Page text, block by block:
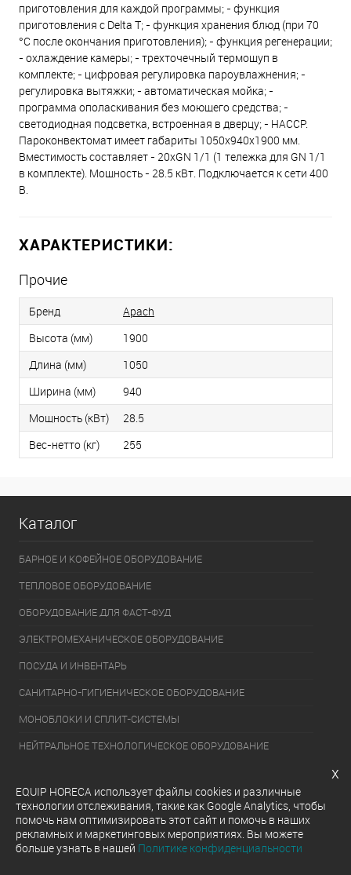
приготовления для каждой программы; - функция
приготовления с Delta T; - функция хранения блюд (при 70
°С после окончания приготовления); - функция регенерации;
- охлаждение камеры; - трехточечный термощуп в
комплекте; - цифровая регулировка пароувлажнения; -
регулировка вытяжки; - автоматическая мойка; -
программа ополаскивания без моющего средства; -
светодиодная подсветка, встроенная в дверцу; - HACCP.
Пароконвектомат имеет габариты 1050х940х1900 мм.
Вместимость составляет - 20хGN 1/1 (1 тележка для GN 1/1
в комплекте). Мощность - 28.5 кВт. Подключается к сети 400
В.
ХАРАКТЕРИСТИКИ:
Прочие
Бренд
Apach
Высота (мм)
1900
Длина (мм)
1050
Ширина (мм)
940
Мощность (кВт)
28.5
Вес-нетто (кг)
255
Каталог
БАРНОЕ И КОФЕЙНОЕ ОБОРУДОВАНИЕ
ТЕПЛОВОЕ ОБОРУДОВАНИЕ
ОБОРУДОВАНИЕ ДЛЯ ФАСТ-ФУД
ЭЛЕКТРОМЕХАНИЧЕСКОЕ ОБОРУДОВАНИЕ
ПОСУДА И ИНВЕНТАРЬ
САНИТАРНО-ГИГИЕНИЧЕСКОЕ ОБОРУДОВАНИЕ
МОНОБЛОКИ И СПЛИТ-СИСТЕМЫ
НЕЙТРАЛЬНОЕ ТЕХНОЛОГИЧЕСКОЕ ОБОРУДОВАНИЕ
ХОЛОДИЛЬНОЕ ОБОРУДОВАНИЕ
ОБОРУДОВАНИЕ ДЛЯ РАЗДАЧИ ГОТОВЫХ БЛЮД
МОЕЧНОЕ ОБОРУДОВАНИЕ
x
EQUIP HORECA использует файлы cookies и различные
технологии отслеживания, такие как Google Analytics, чтобы
помочь нам оптимизировать этот сайт и помочь в наших
рекламных и маркетинговых мероприятиях. Вы можете
больше узнать в нашей Политике конфиденциальности